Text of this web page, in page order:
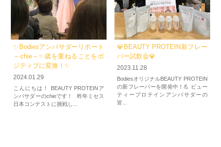
✨Bodiesアンバサダーリポート
～chie～✨歳を重ねることをポ
ジティブに変換！✨
2024.01.29
こんにちは！ BEAUTY PROTEINア
ンバサダーのchieです！ 昨年ミセス
日本コンテストに挑戦し...
💎BEAUTY PROTEIN新フレー
バー試飲会💎
2023.11.28
BodiesオリジナルBEAUTY PROTEIN
の新フレーバーを開発中！💪 ビュー
ティープロテインアンバサダーの
皆...